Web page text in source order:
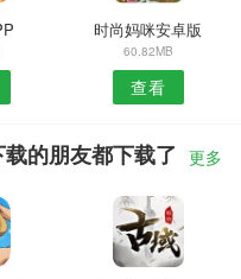
时尚妈咪安卓版
60.82MB
查看
的朋友都下载了 更多